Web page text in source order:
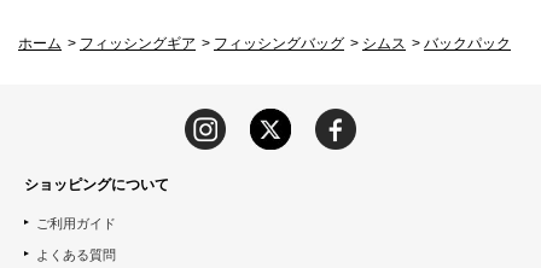
ホーム > フィッシングギア > フィッシングバッグ > シムス > バックパック
ショッピングについて
ご利用ガイド
よくある質問